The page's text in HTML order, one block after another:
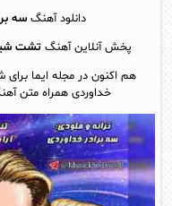
دانلود آهنگسه
پخش آنلاين آهنگ تشت
هم اکنون در مجله ایما
خداوردی همراه متن